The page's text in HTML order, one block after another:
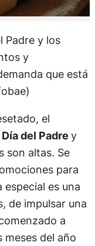
Padre y los
y
que está
el
Día del Padre y
son altas. Se
para
es una
de impulsar una
a
meses del año